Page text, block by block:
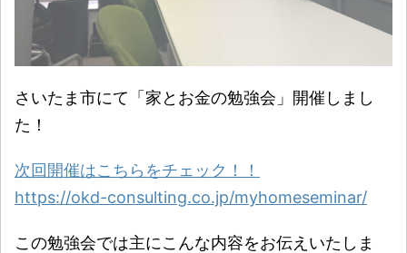
さいたま市にて「家とお金の勉強会」開催しまし
た！
次回開催はこちらをチェック！！
https://okd-consulting.co.jp/myhomeseminar/
この勉強会では主にこんな内容をお伝えいたしま